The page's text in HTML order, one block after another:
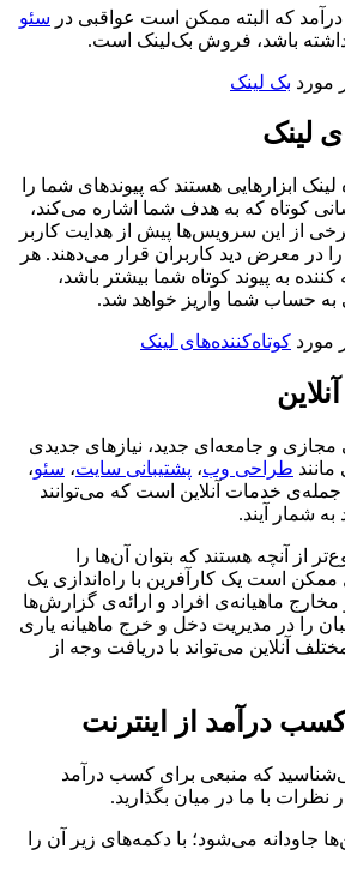
که البته ممکن است عواقبی در سئو
داشته باشد، فروش بک‌لینک است.
مورد بک لینک
ابزارهایی هستند که پیوندهای شما را
کوتاه که به هدف شما اشاره می‌کند،
برخی از این سرویس‌ها پیش از هدایت کاربر
در معرض دید کاربران قرار می‌دهند. هر
به پیوند کوتاه شما بیشتر باشد،
به حساب شما واریز خواهد شد.
مورد کوتاه‌کننده‌های لینک
مجازی و جامعه‌ای جدید، نیازهای جدیدی
طراحی وب، پشتیبانی سایت، سئو،
جمله‌ی خدمات آنلاین است که می‌توانند
شمار آیند.
از آنچه هستند که بتوان آن‌ها را
است یک کارآفرین با راه‌اندازی یک
ماهیانه‌ی افراد و ارائه‌ی گزارش‌ها
را در مدیریت دخل و خرج ماهیانه یاری
آنلاین می‌تواند با دریافت وجه از
درآمد از اینترنت
که منبعی برای کسب درآمد
نظرات با ما در میان بگذارید.
جاودانه می‌شود؛ با دکمه‌های زیر آن را